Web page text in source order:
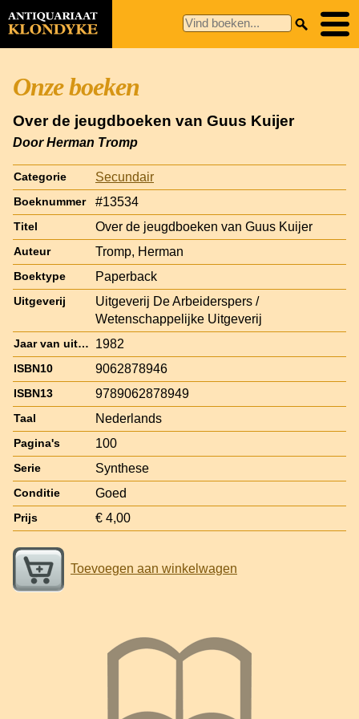
Onze boeken
Over de jeugdboeken van Guus Kuijer
Door Herman Tromp
Categorie Secundair
Boeknummer #13534
Titel Over de jeugdboeken van Guus Kuijer
Auteur Tromp, Herman
Boektype Paperback
Uitgeverij
Uitgeverij De Arbeiderspers /
Wetenschappelijke Uitgeverij
Jaar van uitgave 1982
ISBN10 9062878946
ISBN13 9789062878949
Taal Nederlands
Pagina's 100
Serie Synthese
Conditie Goed
Prijs € 4,00
Toevoegen aan winkelwagen